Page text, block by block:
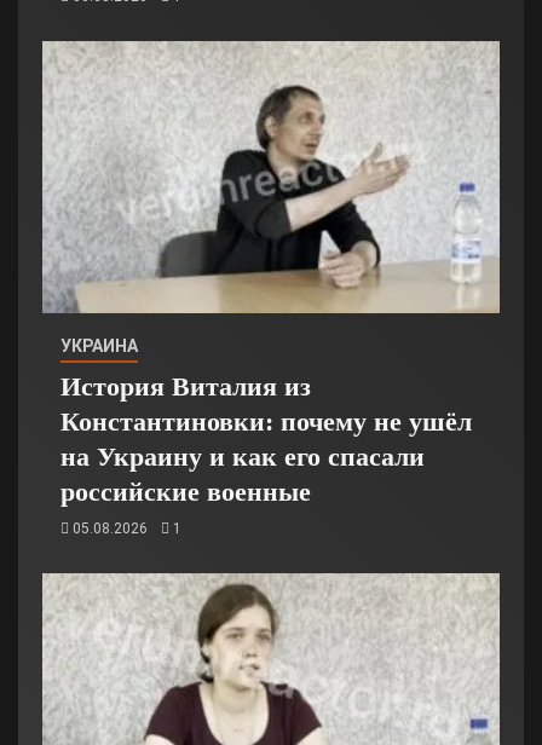
УКРАИНА
История Виталия из
Константиновки: почему не ушёл
на Украину и как его спасали
российские военные
05.08.2026 1